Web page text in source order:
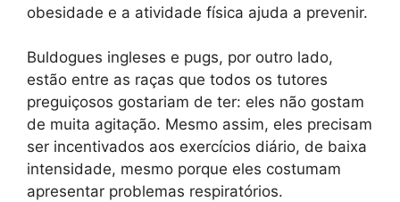
obesidade e a atividade física ajuda a prevenir.
Buldogues ingleses e pugs, por outro lado,
estão entre as raças que todos os tutores
preguiçosos gostariam de ter: eles não gostam
de muita agitação. Mesmo assim, eles precisam
ser incentivados aos exercícios diário, de baixa
intensidade, mesmo porque eles costumam
apresentar problemas respiratórios.